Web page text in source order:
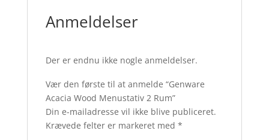
Anmeldelser
Der er endnu ikke nogle anmeldelser.
Vær den første til at anmelde “Genware
Acacia Wood Menustativ 2 Rum”
Din e-mailadresse vil ikke blive publiceret.
Krævede felter er markeret med *